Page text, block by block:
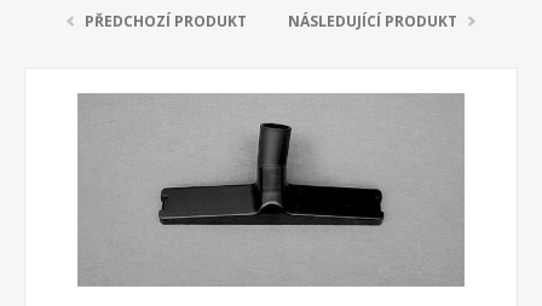
PŘEDCHOZÍ PRODUKT NÁSLEDUJÍCÍ PRODUKT